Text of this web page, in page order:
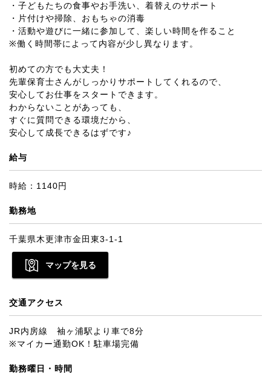
・子どもたちの食事やお手洗い、着替えのサポート
・片付けや掃除、おもちゃの消毒
・活動や遊びに一緒に参加して、楽しい時間を作ること
※働く時間帯によって内容が少し異なります。
初めての方でも大丈夫！
先輩保育士さんがしっかりサポートしてくれるので、
安心してお仕事をスタートできます。
わからないことがあっても、
すぐに質問できる環境だから、
安心して成長できるはずです♪
給与
時給：1140円
勤務地
千葉県木更津市金田東3-1-1
マップを見る
交通アクセス
JR内房線 袖ヶ浦駅より車で8分
※マイカー通勤OK！駐車場完備
勤務曜日・時間